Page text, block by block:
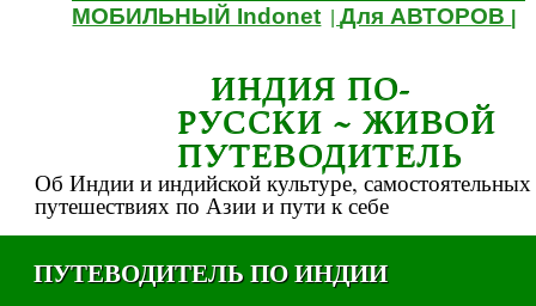
МОБИЛЬНЫЙ Indonet |Для АВТОРОВ
ИНДИЯ ПО-
РУССКИ ~ ЖИВОЙ
ПУТЕВОДИТЕЛЬ
Об Индии и индийской культуре, самостоятельных
путешествиях по Азии и пути к себе
ПУТЕВОДИТЕЛЬ ПО ИНДИИ